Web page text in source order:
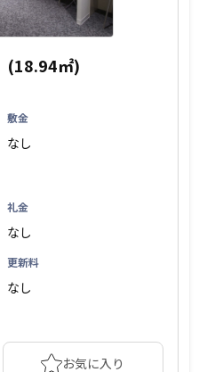
(18.94㎡)
敷金
なし
礼金
なし
更新料
なし
お気に入り